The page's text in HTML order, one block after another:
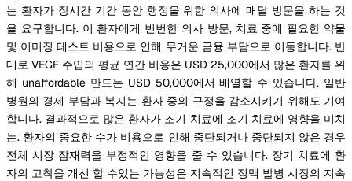
는 환자가 장시간 기간 동안 행정을 위한 의사에 매달 방문을 하는 것
을 요구합니다. 이 환자에게 빈번한 의사 방문, 치료 중에 필요한 약물
및 이미징 테스트 비용으로 인해 무거운 금융 부담으로 이동합니다. 반
대로 VEGF 주입의 평균 연간 비용은 USD 25,000에서 많은 환자를 위
해 unaffordable 만드는 USD 50,000에서 배열할 수 있습니다. 일반
병원의 경제 부담과 복지는 환자 중의 규정을 감소시키기 위해도 기여
합니다. 결과적으로 많은 환자가 조기 치료에 조기 치료에 영향을 미치
는. 환자의 중요한 수가 비용으로 인해 중단되거나 중단되지 않은 경우
전체 시장 잠재력을 부정적인 영향을 줄 수 있습니다. 장기 치료에 환
자의 고착을 개선 할 수있는 가능성은 지속적인 정맥 발병 시장의 지속